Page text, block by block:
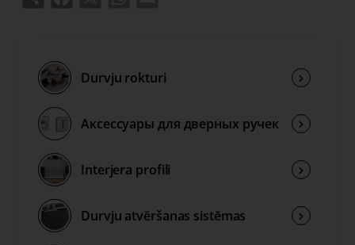
Durvju rokturi
Аксессуары для дверных ручек
Interjera profili
Durvju atvēršanas sistēmas